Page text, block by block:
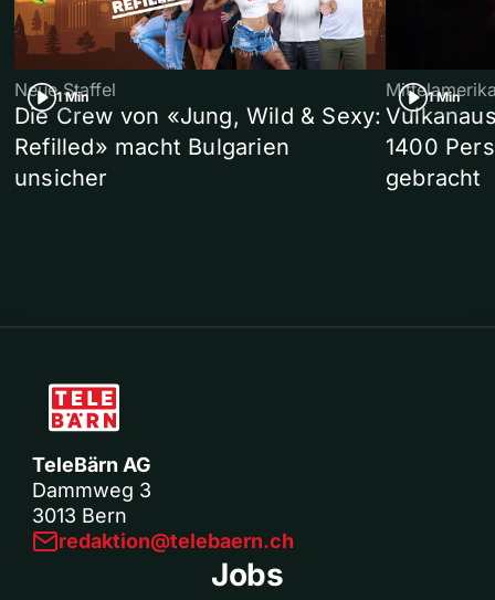
1 Min
Neue Staffel
Die Crew von «Jung, Wild & Sexy:
Refilled» macht Bulgarien
unsicher
1 Min
1400
gebracht
TeleBärn AG
Dammweg 3
3013 Bern
redaktion@telebaern.ch
Jobs